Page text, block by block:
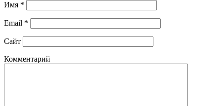
Имя *
Email *
Сайт
Комментарий